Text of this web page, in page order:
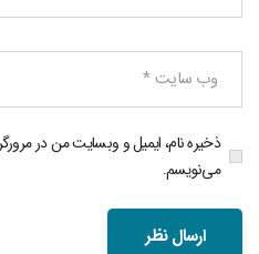
ذخیره نام، ایمیل و وبسایت من در
می‌نویسم.